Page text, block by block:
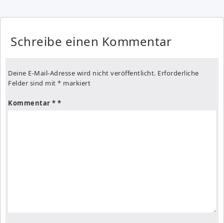
Schreibe einen Kommentar
Deine E-Mail-Adresse wird nicht veröffentlicht. Erforderliche
Felder sind mit * markiert
Kommentar *